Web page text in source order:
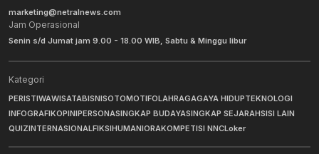
marketing@netralnews.com
Jam Operasional
Senin s/d Jumat jam 9.00 - 18.00 WIB, Sabtu & Minggu libur
Kategori
PERISTIWAWISATABISNISOTOMOTIFOLAHRAGAGAYA HIDUPTEKNOLOGI
INFOGRAFIKOPINIPERSONASINGKAP BUDAYASINGKAP SEJARAHSISI LAIN
QUIZINTERNASIONALFIKSIHUMANIORAKOMPETISI NNCLoker